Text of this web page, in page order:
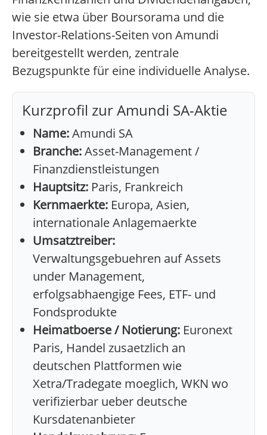
wie sie etwa über Boursorama und die
Investor-Relations-Seiten von Amundi
bereitgestellt werden, zentrale
Bezugspunkte für eine individuelle Analyse.
Kurzprofil zur Amundi SA-Aktie
Name:Amundi SA
Branche:Asset-Management /
Finanzdienstleistungen
Hauptsitz: Paris, Frankreich
Kernmaerkte: Europa, Asien,
internationale Anlagemaerkte
Umsatztreiber:
Verwaltungsgebuehren auf Assets
under Management,
erfolgsabhaengige Fees, ETF- und
Fondsprodukte
Heimatboerse / Notierung: Euronext
Paris, Handel zusaetzlich an
deutschen Plattformen wie
Xetra/Tradegate moeglich, WKN wo
verifizierbar ueber deutsche
Kursdatenanbieter